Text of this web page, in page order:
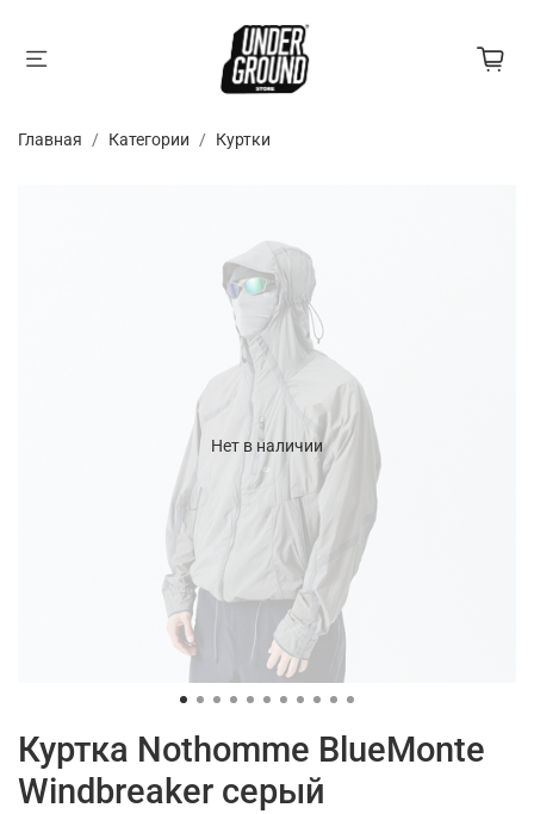
Главная Категории Куртки
Нет в наличии
Куртка Nothomme BlueMonte
Windbreaker серый